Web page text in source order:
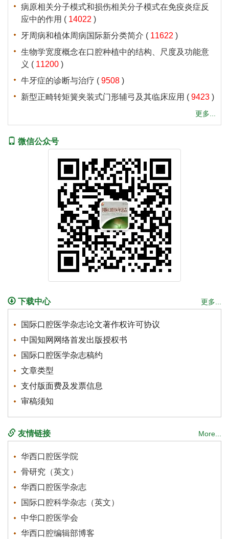
病原相关分子模式和损伤相关分子模式在免疫炎症反
应中的作用 ( 14022 )
牙周病和植体周病国际新分类简介 ( 11622 )
生物学宽度概念在口腔种植中的结构、尺度及功能意
义 ( 11200 )
牛牙症的诊断与治疗 ( 9508 )
新型正畸转矩簧夹装式门形辅弓及其临床应用 ( 9423 )
更多...
微信公众号
下载中心 更多...
国际口腔医学杂志论文著作权许可协议
中国知网网络首发出版授权书
国际口腔医学杂志稿约
文章类型
支付版面费及发票信息
审稿须知
友情链接 More...
华西口腔医学院
骨研究（英文）
华西口腔医学杂志
国际口腔科学杂志（英文）
中华口腔医学会
华西口腔编辑部博客